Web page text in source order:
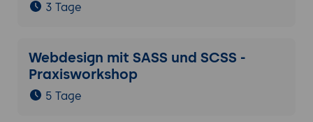
3 Tage
Webdesign mit SASS und SCSS -
Praxisworkshop
5 Tage